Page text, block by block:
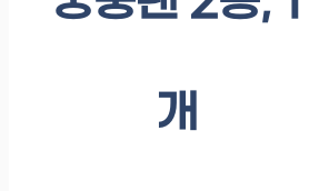
개